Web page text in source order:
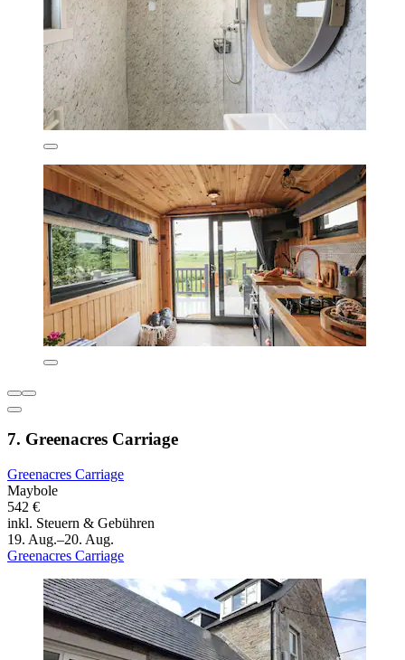
7. Greenacres Carriage
Greenacres Carriage
Maybole
542 €
inkl. Steuern & Gebühren
19. Aug.–20. Aug.
Greenacres Carriage